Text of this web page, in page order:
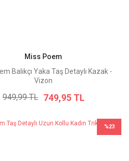
Miss Poem
Balıkçı Yaka Taş Detaylı Kazak -
Vizon
949,99 TL 749,95 TL
%23